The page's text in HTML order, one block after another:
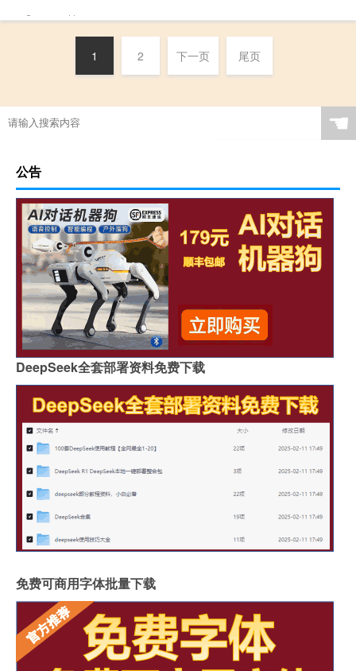
ew 10-26 8181 226
间,素描线条,线条
1 2 下一页 尾页
☚
公告
DeepSeek全套部署资料免费下载
免费可商用字体批量下载